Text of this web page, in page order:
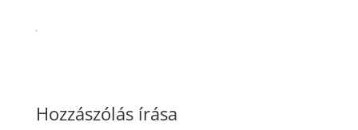
Hozzászólás írása